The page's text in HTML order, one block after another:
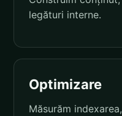
legături interne.
Optimizare
Măsurăm